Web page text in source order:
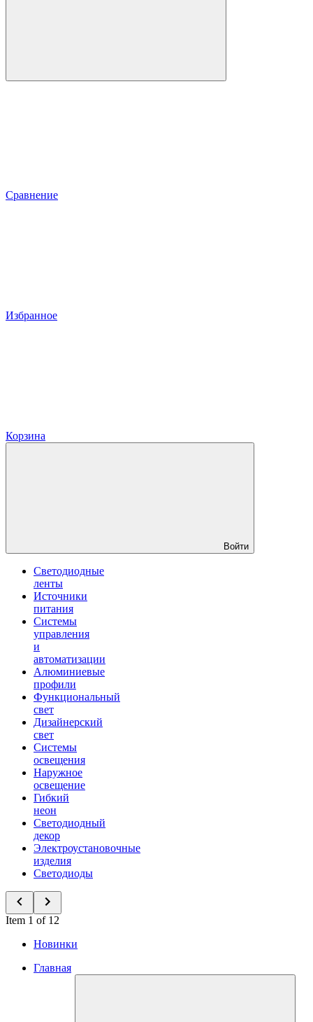
Сравнение
Избранное
Корзина
Войти
Светодиодные
ленты
Источники
питания
Системы
управления
и
автоматизации
Алюминиевые
профили
Функциональный
свет
Дизайнерский
свет
Системы
освещения
Наружное
освещение
Гибкий
неон
Светодиодный
декор
Электроустановочные
изделия
Светодиоды
Item 1 of 12
Новинки
Главная